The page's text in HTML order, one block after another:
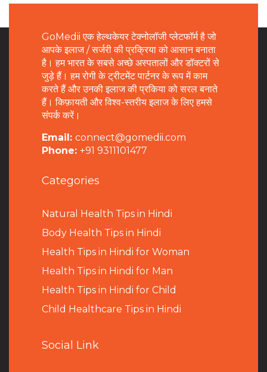
GoMedii एक हेल्थकेयर टेक्नोलॉजी प्लेटफॉर्म है जो
आपके इलाज / सर्जरी की प्रक्रिया को आसान बनाता
है। हम भारत के सबसे अच्छे अस्पतालों और डॉक्टरों से
जुड़े हैं। हम रोगी के ट्रीटमेंट पार्टनर के रूप में काम
करते हैं और उनकी इलाज की प्रकिया को सरल बनाते
हैं। किफ़ायती और विश्व-स्तरीय इलाज के लिए हमसे
संपर्क करें।
Email: connect@gomedii.com
Phone: +91 9311101477
Categories
Natural Health Tips in Hindi
Body Health Tips in Hindi
Health Tips in Hindi for Woman
Health Tips in Hindi for Man
Health Tips in Hindi for Child
Child Healthcare Tips in Hindi
Social Link